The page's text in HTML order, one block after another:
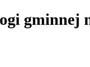
gminnej